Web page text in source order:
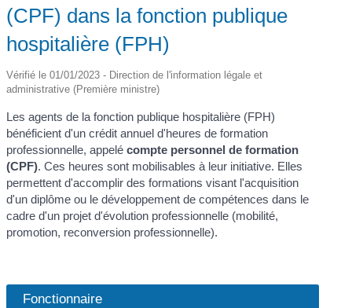
(CPF) dans la fonction publique
hospitalière (FPH)
Vérifié le 01/01/2023 - Direction de l'information légale et
administrative (Première ministre)
Les agents de la fonction publique hospitalière (FPH)
bénéficient d'un crédit annuel d'heures de formation
professionnelle, appelécompte personnel de formation
(CPF). Ces heures sont mobilisables à leur initiative. Elles
permettent d'accomplir des formations visant l'acquisition
d'un diplôme ou le développement de compétences dans le
cadre d'un projet d'évolution professionnelle (mobilité,
promotion, reconversion professionnelle).
Fonctionnaire